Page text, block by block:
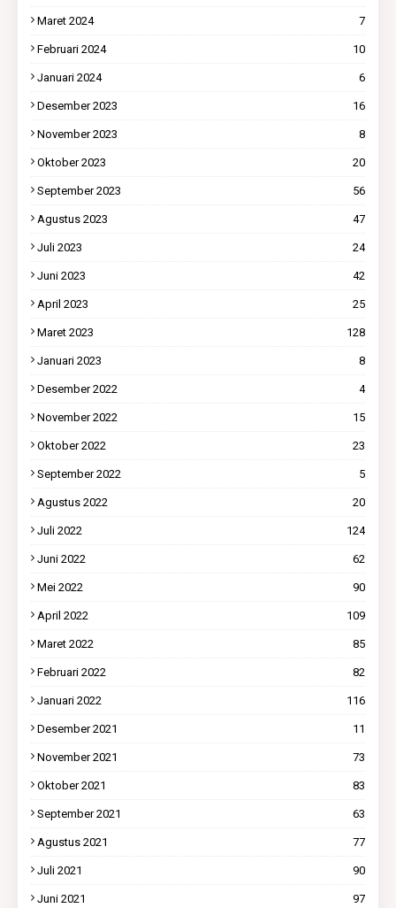
Maret 2024 7
Februari 2024 10
Januari 2024 6
Desember 2023 16
November 2023 8
Oktober 2023 20
September 2023 56
Agustus 2023 47
Juli 2023 24
Juni 2023 42
April 2023 25
Maret 2023 128
Januari 2023 8
Desember 2022 4
November 2022 15
Oktober 2022 23
September 2022 5
Agustus 2022 20
Juli 2022 124
Juni 2022 62
Mei 2022 90
April 2022 109
Maret 2022 85
Februari 2022 82
Januari 2022 116
Desember 2021 11
November 2021 73
Oktober 2021 83
September 2021 63
Agustus 2021 77
Juli 2021 90
Juni 2021 97